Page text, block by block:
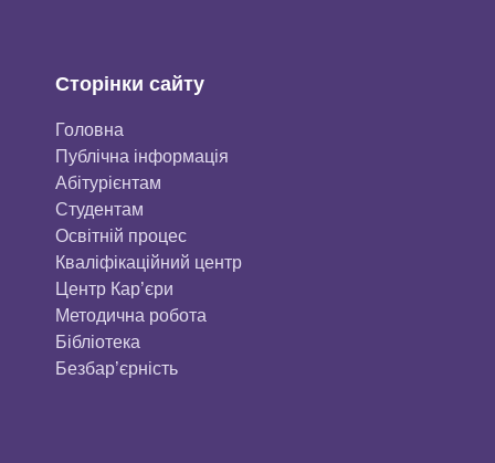
Сторінки сайту
Головна
Публічна інформація
Aбітурієнтaм
Студентам
Освітній процес
Кваліфікаційний центр
Центр Кар’єри
Методична робота
Бібліотека
Безбар’єрність